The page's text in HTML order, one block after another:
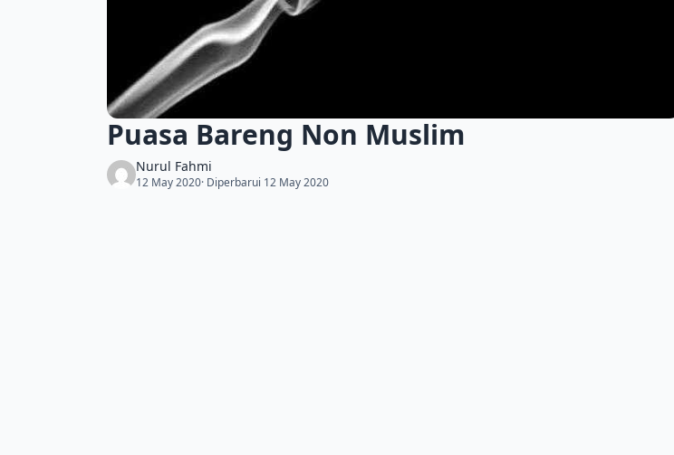
Puasa Bareng Non Muslim
Nurul Fahmi
12 May 2020· Diperbarui 12 May 2020